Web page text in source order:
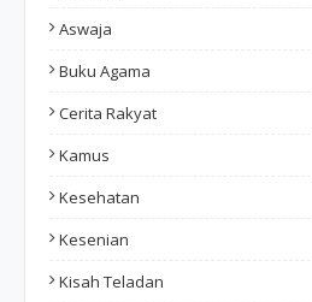
Aswaja
Buku Agama
Cerita Rakyat
Kamus
Kesehatan
Kesenian
Kisah Teladan